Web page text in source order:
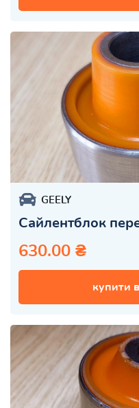
GEELY
Сайлентблок
630.00 ₴
купити